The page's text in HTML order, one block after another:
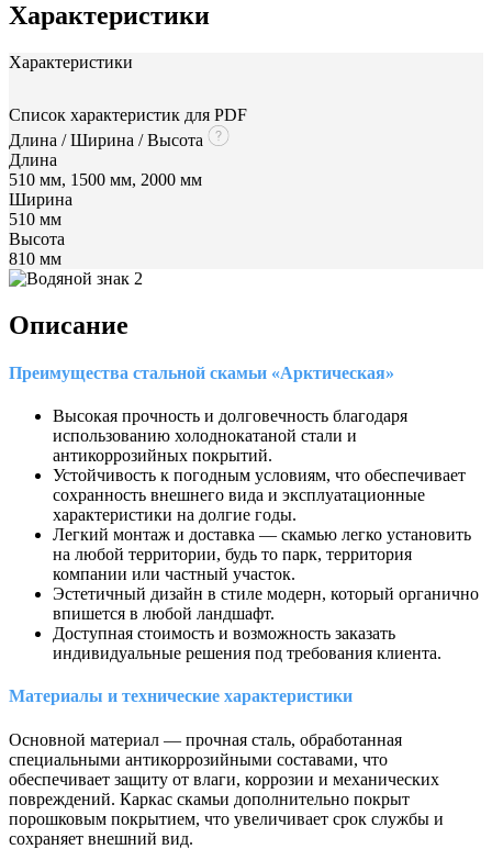
Характеристики
Характеристики
Список характеристик для PDF
Длина / Ширина / Высота
Длина
510 мм, 1500 мм, 2000 мм
Ширина
510 мм
Высота
810 мм
Описание
Преимущества стальной скамьи «Арктическая»
Высокая прочность и долговечность благодаря
использованию холоднокатаной стали и
антикоррозийных покрытий.
Устойчивость к погодным условиям, что обеспечивает
сохранность внешнего вида и эксплуатационные
характеристики на долгие годы.
Легкий монтаж и доставка — скамью легко установить
на любой территории, будь то парк, территория
компании или частный участок.
Эстетичный дизайн в стиле модерн, который органично
впишется в любой ландшафт.
Доступная стоимость и возможность заказать
индивидуальные решения под требования клиента.
Материалы и технические характеристики
Основной материал — прочная сталь, обработанная
специальными антикоррозийными составами, что
обеспечивает защиту от влаги, коррозии и механических
повреждений. Каркас скамьи дополнительно покрыт
порошковым покрытием, что увеличивает срок службы и
сохраняет внешний вид.